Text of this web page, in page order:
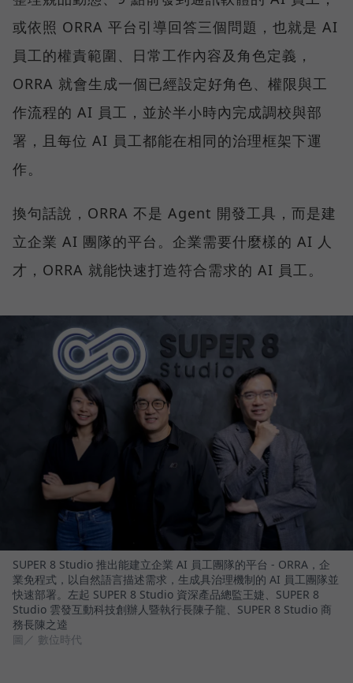
或依照 ORRA 平台引導回答三個問題，也就是 AI
員工的權責範圍、日常工作內容及角色定義，
ORRA 就會生成一個已經設定好角色、權限與工
作流程的 AI 員工，並於半小時內完成調校與部
署，且每位 AI 員工都能在相同的治理框架下運
作。
換句話說，ORRA 不是 Agent 開發工具，而是建
立企業 AI 團隊的平台。企業需要什麼樣的 AI 人
才，ORRA 就能快速打造符合需求的 AI 員工。
SUPER 8 Studio 推出能建立企業 AI 員工團隊的平台 - ORRA，企
業免程式，以自然語言描述需求，生成具治理機制的 AI 員工團隊並
快速部署。左起 SUPER 8 Studio 資深產品總監王婕、SUPER 8
Studio 雲發互動科技創辦人暨執行長陳子龍、SUPER 8 Studio 商
務長陳之逵
圖／ 數位時代